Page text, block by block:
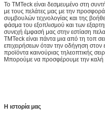
Το TMTeck είναι δεσμευμένο στη
με τους πελάτες μας με την
συμβουλών τεχνολογίας και της
φάσμα του εξοπλισμού και των
συνεχή έμφασή μας στην εστίαση
TMTeck είναι πάντα μια από τη τοπ
επιχειρήσεων όταν την οδήγηση
προϊόντα καινούριας τηλεοπτικής
Μπορούμε να προσφέρουμε την καλή
Η ιστορία μας